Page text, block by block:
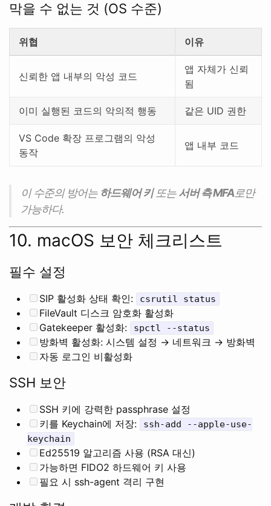
막을 수 없는 것 (OS 수준)
위협 이유
신뢰한 앱 내부의 악성 코드
앱 자체가 신뢰
됨
이미 실행된 코드의 악의적 행동 같은 UID 권한
VS Code 확장 프로그램의 악성
동작
앱 내부 코드
이 수준의 방어는 하드웨어 키또는서버 측 MFA로만
가능하다.
10. macOS 보안 체크리스트
필수 설정
SIP 활성화 상태 확인: csrutil status
FileVault 디스크 암호화 활성화
Gatekeeper 활성화:
spctl --status
방화벽 활성화: 시스템 설정 → 네트워크 → 방화벽
자동 로그인 비활성화
SSH 보안
SSH 키에 강력한 passphrase 설정
키를 Keychain에 저장:
ssh-add --apple-use-
keychain
Ed25519 알고리즘 사용 (RSA 대신)
가능하면 FIDO2 하드웨어 키 사용
필요 시 ssh-agent 격리 구현